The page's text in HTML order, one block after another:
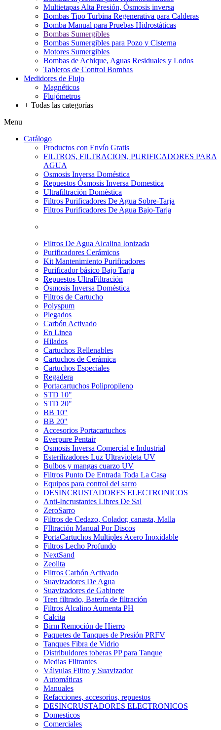
Multietapas Alta Presión, Ósmosis inversa
Bombas Tipo Turbina Regenerativa para Calderas
Bomba Manual para Pruebas Hidrostáticas
Bombas Sumergibles
Bombas Sumergibles para Pozo y Cisterna
Motores Sumergibles
Bombas de Achique, Aguas Residuales y Lodos
Tableros de Control Bombas
Medidores de Flujo
Magnéticos
Flujómetros
+ Todas las categorías
Menu
Catálogo
Productos con Envío Gratis
FILTROS, FILTRACION, PURIFICADORES PARA
AGUA
Osmosis Inversa Doméstica
Repuestos Ósmosis Inversa Domestica
Ultrafiltración Doméstica
Filtros Purificadores De Agua Sobre-Tarja
Filtros Purificadores De Agua Bajo-Tarja
Filtros De Agua Alcalina Ionizada
Purificadores Cerámicos
Kit Mantenimiento Purificadores
Purificador básico Bajo Tarja
Repuestos UltraFiltración
Ósmosis Inversa Doméstica
Filtros de Cartucho
Polyspum
Plegados
Carbón Activado
En Linea
Hilados
Cartuchos Rellenables
Cartuchos de Cerámica
Cartuchos Especiales
Regadera
Portacartuchos Polipropileno
STD 10"
STD 20"
BB 10"
BB 20"
Accesorios Portacartuchos
Everpure Pentair
Osmosis Inversa Comercial e Industrial
Esterilizadores Luz Ultravioleta UV
Bulbos y mangas cuarzo UV
Filtros Punto De Entrada Toda La Casa
Equipos para control del sarro
DESINCRUSTADORES ELECTRONICOS
Anti-Incrustantes Libres De Sal
ZeroSarro
Filtros de Cedazo, Colador, canasta, Malla
FIltración Manual Por Discos
PortaCartuchos Multiples Acero Inoxidable
Filtros Lecho Profundo
NextSand
Zeolita
Filtros Carbón Activado
Suavizadores De Agua
Suavizadores de Gabinete
Tren filtrado, Batería de filtración
Filtros Alcalino Aumenta PH
Calcita
Birm Remoción de Hierro
Paquetes de Tanques de Presión PRFV
Tanques Fibra de Vidrio
Distribuidores toberas PP para Tanque
Medias Filtrantes
Válvulas Filtro y Suavizador
Automáticas
Manuales
Refacciones, accesorios, repuestos
DESINCRUSTADORES ELECTRONICOS
Domesticos
Comerciales